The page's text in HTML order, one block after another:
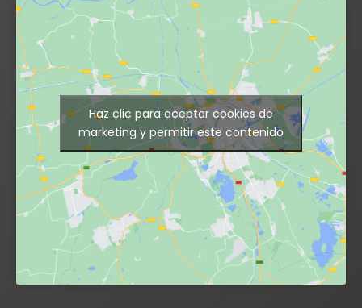
Haz clic para aceptar cookies de
marketing y permitir este contenido